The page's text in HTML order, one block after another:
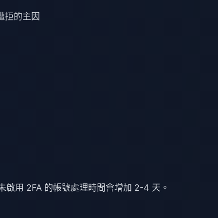
拒的主因
啟用 2FA 的帳號處理時間會增加 2-4 天。